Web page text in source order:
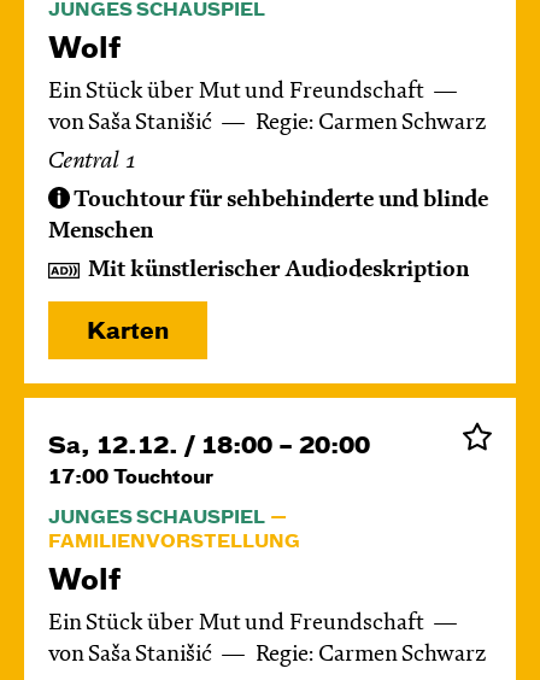
JUNGES SCHAUSPIEL
Wolf
Ein Stück über Mut und Freundschaft
von Saša Stanišić
Regie: Carmen Schwarz
Central 1
Touchtour für sehbehinderte und blinde
Menschen
Mit künstlerischer Audiodeskription
Karten
Sa, 12.12. / 18:00 – 20:00
17:00 Touchtour
JUNGES SCHAUSPIEL
FAMILIENVORSTELLUNG
Wolf
Ein Stück über Mut und Freundschaft
von Saša Stanišić
Regie: Carmen Schwarz